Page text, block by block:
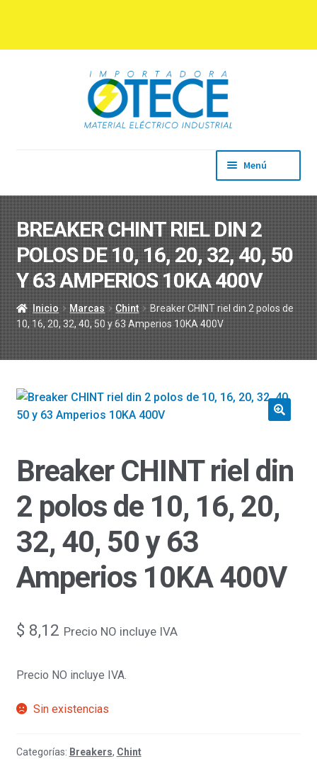
la
contenido
Menú
Inicio
Empresa
Productos
Marcas
Descargas
Contacto
BREAKER CHINT RIEL DIN 2
POLOS DE 10, 16, 20, 32, 40, 50
Y 63 AMPERIOS 10KA 400V
Inicio Marcas Chint
Breaker CHINT riel din 2 polos de
10, 16, 20, 32, 40, 50 y 63 Amperios 10KA 400V
Breaker CHINT riel din
2 polos de 10, 16, 20,
32, 40, 50 y 63
Amperios 10KA 400V
$ 8,12 Precio NO incluye IVA
Precio NO incluye IVA.
Sin existencias
Categorías: Breakers, Chint